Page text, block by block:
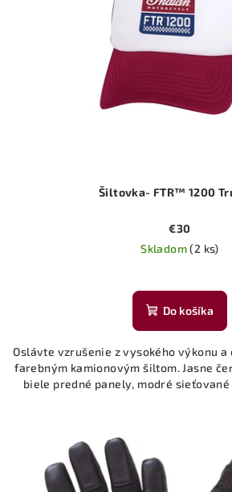
Šiltovka- FTR™ 1200
€30
Skladom(2 ks)
Do košíka
Oslávte vzrušenie z vysokého výkonu a
farebným kamionovým šiltom. Jasne
biele predné panely, modré sieťované